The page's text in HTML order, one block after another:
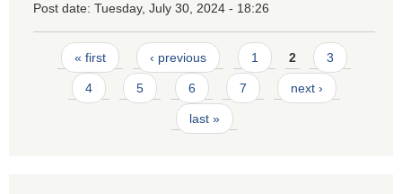
Post date: Tuesday, July 30, 2024 - 18:26
Pages
« first ‹ previous 1 2 3
4 5 6 7 next ›
last »